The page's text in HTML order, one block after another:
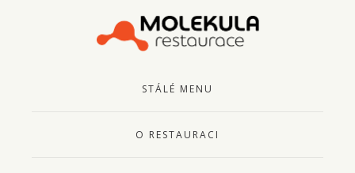
STÁLÉ MENU
O RESTAURACI